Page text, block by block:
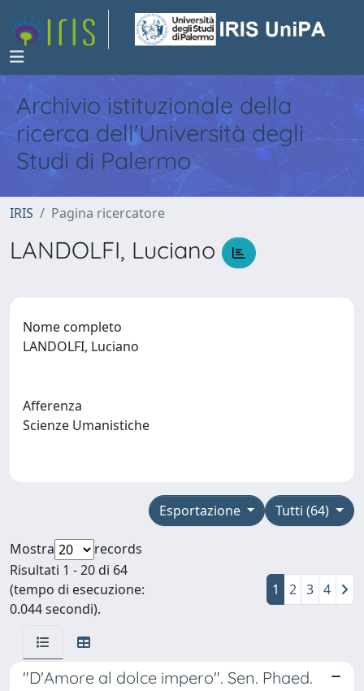
Archivio istituzionale della
ricerca dell'Università degli
Studi di Palermo
IRIS Pagina ricercatore
LANDOLFI, Luciano
Nome completo
LANDOLFI, Luciano
Afferenza
Scienze Umanistiche
Tutti (64)
Esportazione
Mostra
records
Risultati 1 - 20 di 64
(tempo di esecuzione:
0.044 secondi).
1 2 3 4
"D'Amore al dolce impero". Sen. Phaed.